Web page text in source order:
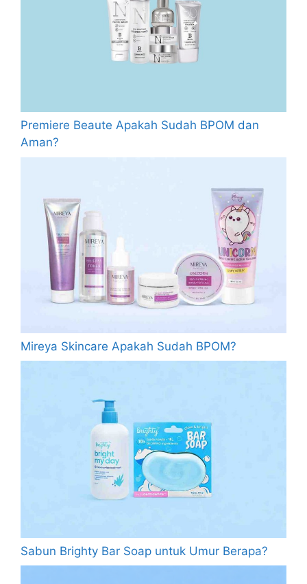
Premiere Beaute Apakah Sudah BPOM dan
Aman?
Mireya Skincare Apakah Sudah BPOM?
Sabun Brighty Bar Soap untuk Umur Berapa?